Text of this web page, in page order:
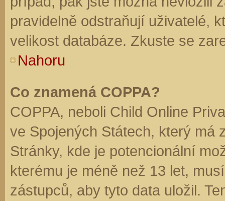
pravidelně odstraňují uživatelé,
velikost databáze. Zkuste se
Nahoru
Co znamená COPPA?
COPPA, neboli Child Online
ve Spojených Státech, který má
Stránky, kde je potencionální
kterému je méně než 13 let,
zástupců, aby tyto data uložil.